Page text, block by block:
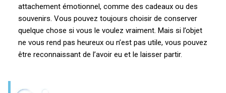
attachement émotionnel, comme des cadeaux ou des
souvenirs. Vous pouvez toujours choisir de conserver
quelque chose si vous le voulez vraiment. Mais si l’objet
ne vous rend pas heureux ou n’est pas utile, vous pouvez
être reconnaissant de l’avoir eu et le laisser partir.